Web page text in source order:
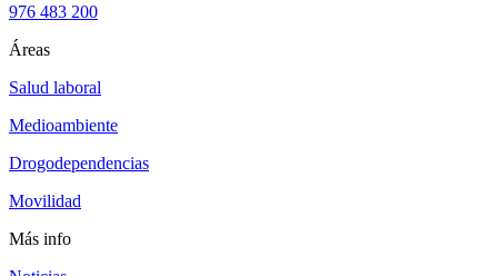
976 483 200
Áreas
Salud laboral
Medioambiente
Drogodependencias
Movilidad
Más info